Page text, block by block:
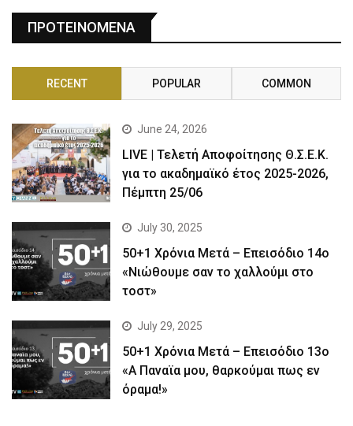
ΠΡΟΤΕΙΝΟΜΕΝΑ
RECENT POPULAR COMMON
June 24, 2026
LIVE | Τελετή Αποφοίτησης Θ.Σ.Ε.Κ.
για το ακαδημαϊκό έτος 2025-2026,
Πέμπτη 25/06
July 30, 2025
50+1 Χρόνια Μετά – Επεισόδιο 14ο
«Νιώθουμε σαν το χαλλούμι στο
τοστ»
July 29, 2025
50+1 Χρόνια Μετά – Επεισόδιο 13ο
«Α Παναϊα μου, θαρκούμαι πως εν
όραμα!»